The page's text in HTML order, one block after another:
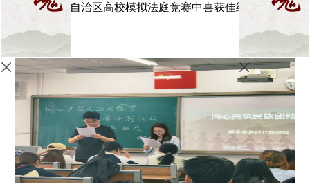
我院学子在自治区高校模拟法庭竞赛中喜获佳绩
2026-06-04